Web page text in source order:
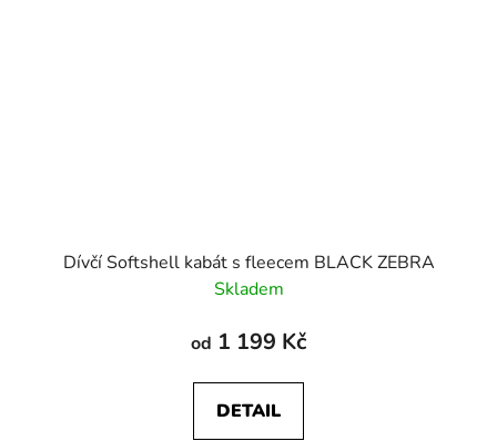
Dívčí Softshell kabát s fleecem BLACK ZEBRA
Skladem
od 1 199 Kč
DETAIL